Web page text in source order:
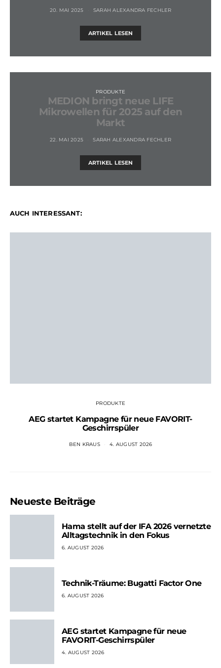
20. MAI 2025 SARAH ALEXANDRA FECHLER
ARTIKEL LESEN
PRODUKTE
MEDION bringt neue LIFE
Mikrowellen für 2025 auf den
Markt
22. MAI 2025 SARAH ALEXANDRA FECHLER
ARTIKEL LESEN
AUCH INTERESSANT:
PRODUKTE
AEG startet Kampagne für neue FAVORIT-
Geschirrspüler
BEN KRAUS 4. AUGUST 2026
Neueste Beiträge
Hama stellt auf der IFA 2026 vernetzte
Alltagstechnik in den Fokus
6. AUGUST 2026
Technik-Träume: Bugatti Factor One
6. AUGUST 2026
AEG startet Kampagne für neue
FAVORIT-Geschirrspüler
4. AUGUST 2026